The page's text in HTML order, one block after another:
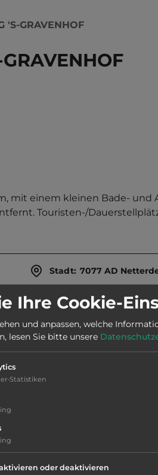
'S-GRAVENHOF
mit einem kleinen Bade- und
Touristen-/
Stadt: 7077 AD
Telefon: 0031 6 12428861
Öffnungszeiten: Ganzjährig
Geräuschkulisse: überwiegend
Hygiene: befriedigend
Ihre Cookie-
und anpassen, welche
lesen Sie bitte unsere
Statistiken
oder deaktivieren